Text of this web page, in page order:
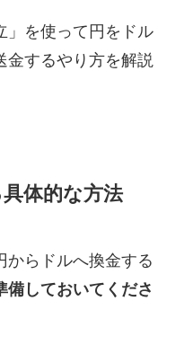
」を使って円をドル
金するやり方を解説
体的な方法
からドルへ換金する
備しておいてくださ